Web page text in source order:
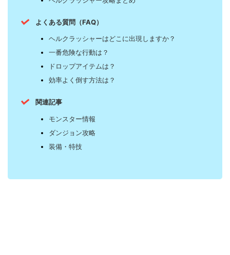
よくある質問（FAQ）
ヘルクラッシャーはどこに出現しますか？
一番危険な行動は？
ドロップアイテムは？
効率よく倒す方法は？
関連記事
モンスター情報
ダンジョン攻略
装備・特技